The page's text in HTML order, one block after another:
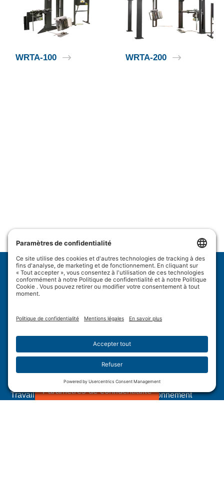
WRTA-100 WRTA-200
Paramètres de confidentialité
209 Wulftec
Politique de confidentialité
Avis de non-responsabilité
Politique en matière de témoins
Conditions d’utilisation
Plan du site
Travail forcé dans les chaînes d'approvisionnement